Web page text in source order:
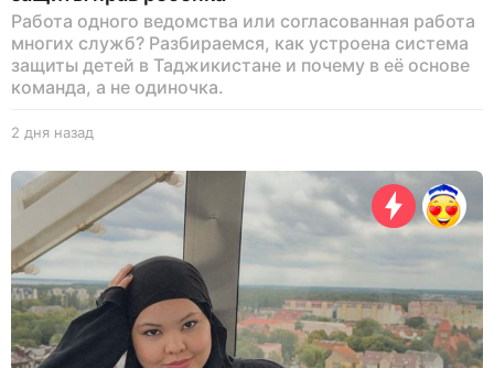
Работа одного ведомства или согласованная работа
многих служб? Разбираемся, как устроена система
защиты детей в Таджикистане и почему в её основе
команда, а не одиночка.
2 дня назад
н
я
н
а
а
д